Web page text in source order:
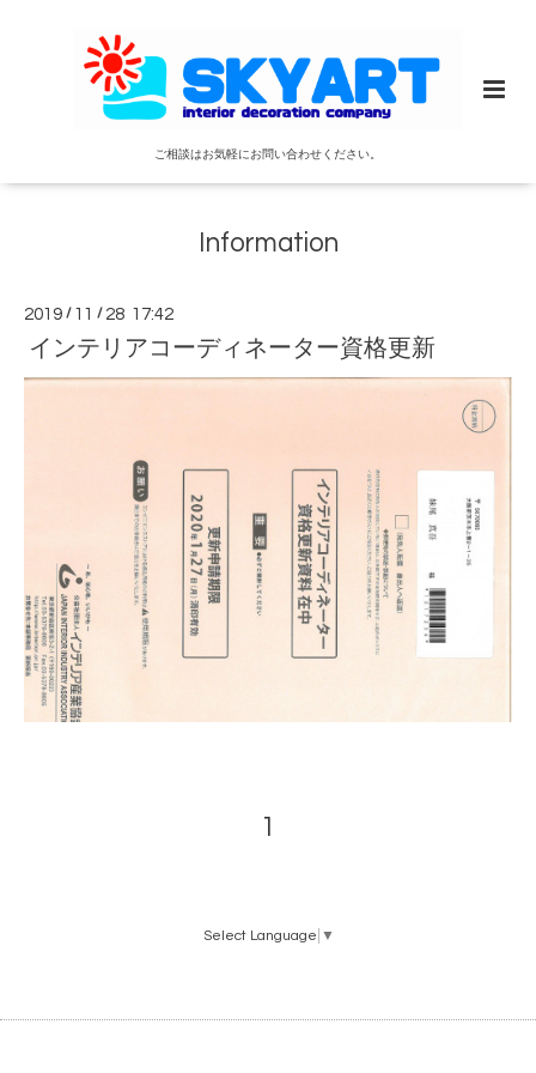
ご相談はお気軽にお問い合わせください。
Information
2019 / 11 / 28 17:42
インテリアコーディネーター資格更新
1
Select Language ▼